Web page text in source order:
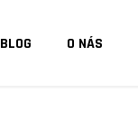
BLOG O NÁS